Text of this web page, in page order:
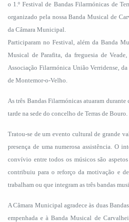
o 1.º Festival de Bandas Filarmónicas de
organizado pela nossa Banda Musical de
da Câmara Municipal.
Participaram no Festival, além da Banda
Musical de Parafita, da freguesia de
Associação Filarmónica União Verridense,
de Montemor-o-Velho.
As três Bandas Filarmónicas atuaram durante
tarde na sede do concelho de Terras de Bouro.
Tratou-se de um evento cultural de grande
presença de uma numerosa assistência. O
convívio entre todos os músicos são
contribuiu para o reforço da motivação e
trabalham ou que integram as três bandas
A Câmara Municipal agradece às duas
empenhada e à Banda Musical de